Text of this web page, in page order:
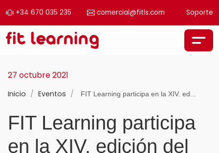
+34 670 035 235 comercial@fitls.com Soporte
Saltar al contenido
Navegación principal
27 octubre 2021
Inicio / Eventos / FIT Learning participa en la XIV. ed...
FIT Learning participa
en la XIV. edición del